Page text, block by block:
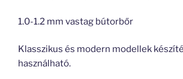
1.0-1.2 mm vastag bútorbőr
Klasszikus és modern modellek
használható.